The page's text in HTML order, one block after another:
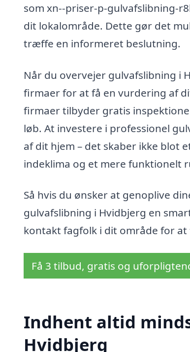
som xn--priser-p-gulvafslibning-
dit lokalområde. Dette gør det
træffe en informeret beslutning.
Når du overvejer gulvafslibning i
firmaer for at få en vurdering af
firmaer tilbyder gratis
løb. At investere i professionel
af dit hjem – det skaber ikke blot
indeklima og et mere funktionelt
Så hvis du ønsker at genoplive
gulvafslibning i Hvidbjerg en
kontakt fagfolk i dit område for
Få 3 tilbud, gratis og
Indhent altid
Hvidbjerg